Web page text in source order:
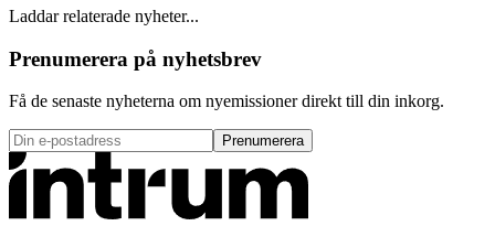
Laddar relaterade nyheter...
Prenumerera på nyhetsbrev
Få de senaste nyheterna om nyemissioner direkt till din inkorg.
Prenumerera